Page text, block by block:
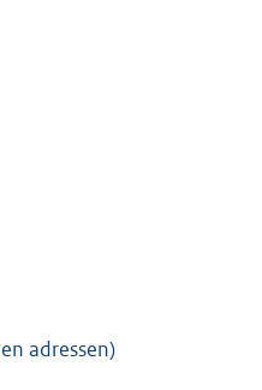
adressen)